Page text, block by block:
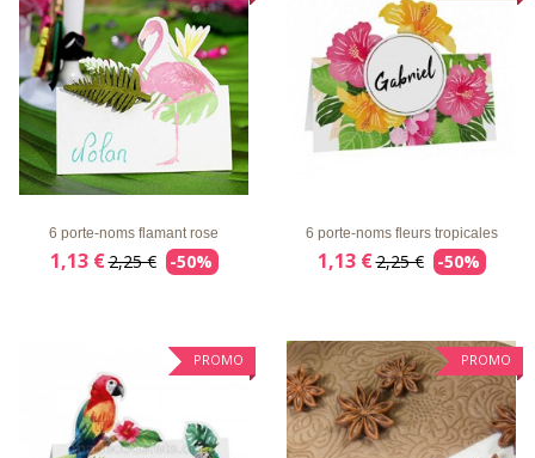
LISTE
D'ENVIE
APERÇU
RAPIDE
DÉTAILS
6 porte-noms flamant rose
1,13 €2,25 € -50%
6 porte-noms fleurs tropicales
1,13 €2,25 € -50%
PROMO PROMO